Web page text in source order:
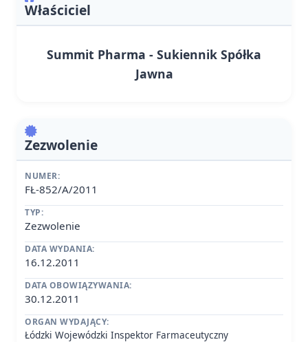
Właściciel
Summit Pharma - Sukiennik Spółka
Jawna
Zezwolenie
NUMER:
FŁ-852/A/2011
TYP:
Zezwolenie
DATA WYDANIA:
16.12.2011
DATA OBOWIĄZYWANIA:
30.12.2011
ORGAN WYDAJĄCY:
Łódzki Wojewódzki Inspektor Farmaceutyczny